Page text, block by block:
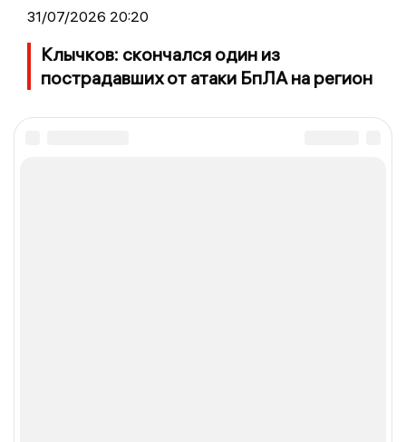
31/07/2026 20:20
Клычков: скончался один из
пострадавших от атаки БпЛА на регион